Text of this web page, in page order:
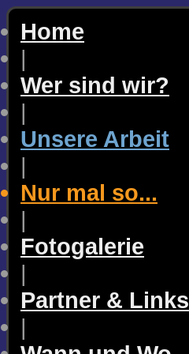
Home
|
Wer sind wir?
|
Unsere Arbeit
|
Nur mal so...
|
Fotogalerie
|
Partner & Links
|